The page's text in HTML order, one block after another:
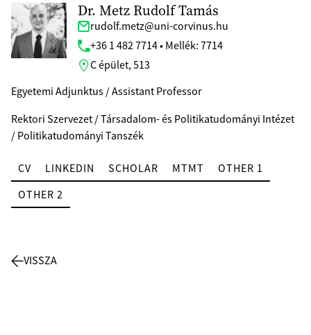
Dr. Metz Rudolf Tamás
rudolf.metz@uni-corvinus.hu
+36 1 482 7714 • Mellék: 7714
C épület, 513
Egyetemi Adjunktus / Assistant Professor
Rektori Szervezet / Társadalom- és Politikatudományi Intézet
/ Politikatudományi Tanszék
CV LINKEDIN SCHOLAR MTMT
OTHER 1
OTHER 2
VISSZA